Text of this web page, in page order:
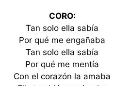
CORO:
Tan solo ella sabía
Por qué me engañaba
Tan solo ella sabía
Por qué me mentía
Con el corazón la amaba